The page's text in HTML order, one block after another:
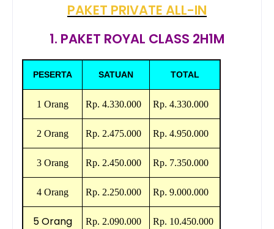
PAKET PRIVATE ALL-IN
1. PAKET ROYAL CLASS 2H1M
PESERTA SATUAN TOTAL
1 Orang Rp. 4.330.000 Rp. 4.330.000
2 Orang Rp. 2.475.000 Rp. 4.950.000
3 Orang Rp. 2.450.000 Rp. 7.350.000
4 Orang Rp. 2.250.000 Rp. 9.000.000
5 Orang Rp. 2.090.000 Rp. 10.450.000